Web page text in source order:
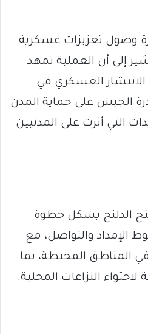
وصول تعزيزات عسكرية
إلى أن العملية تمهد
الانتشار العسكري في
الجيش على حماية المدن
التي أثرت على المدنيين
الدلنج يشكل خطوة
الإمداد والتواصل، مع
في المناطق المحيطة، بما
النزاعات المحلية.